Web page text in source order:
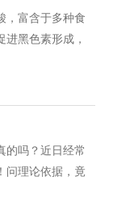
，富含于多种食
黑色素形成，
的吗？近日经常
问理论依据，竟